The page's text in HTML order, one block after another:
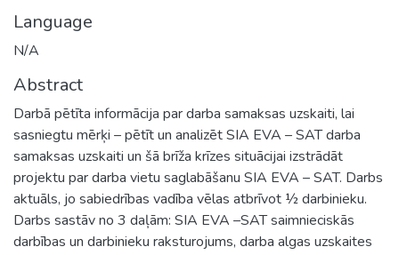
Language
N/A
Abstract
Darbā pētīta informācija par darba samaksas uzskaiti, lai
sasniegtu mērķi – pētīt un analizēt SIA EVA – SAT darba
samaksas uzskaiti un šā brīža krīzes situācijai izstrādāt
projektu par darba vietu saglabāšanu SIA EVA – SAT. Darbs
aktuāls, jo sabiedrības vadība vēlas atbrīvot ½ darbinieku.
Darbs sastāv no 3 daļām: SIA EVA –SAT saimnieciskās
darbības un darbinieku raksturojums, darba algas uzskaites